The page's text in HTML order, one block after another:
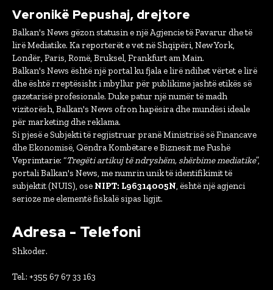
Veronikë Pepushaj, drejtore
Balkan's News gëzon statusin e një Agjencie të Pavarur dhe të
lirë Mediatike. Ka reporterët e vet në Shqipëri, New York,
Londër, Paris, Romë, Bruksel, Frankfurt am Main.
Balkan's News është një portal ku fjala e lirë ndihet vërtet e lirë
dhe është rreptësisht i mbyllur për publikime jashtë etikës së
gazetarisë profesionale. Duke patur një numër të madh
vizitorësh, Balkan's News ofron hapësira dhe mundësi ideale
për marketing dhe reklama.
Si pjesë e Subjekti të regjistruar pranë Ministrisë së Financave
dhe Ekonomisë, Qëndra Kombëtare e Biznesit me Fushë
Veprimtarie: “Tregëti artikuj të ndryshëm, shërbime mediatike”,
portali Balkan's News, me numrin unik të identifikimit të
subjektit (NUIS), ose NIPT: L96314005N, është një agjenci
serioze me elementë fiskalë sipas ligjit.
Adresa - Telefoni
Shkoder.
Tel.: +355 67 67 33 163